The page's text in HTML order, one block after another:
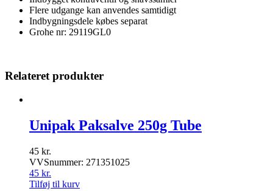
Flere udgange kan anvendes samtidigt
Indbygningsdele købes separat
Grohe nr: 29119GL0
Relateret produkter
Unipak Paksalve 250g Tube
45 kr.
VVSnummer: 271351025
45 kr.
Tilføj til kurv